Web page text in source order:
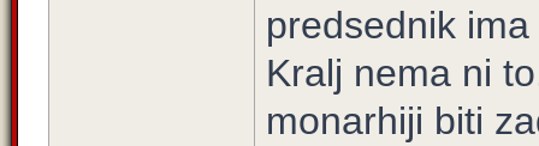
predsednik
Kralj nema ni
monarhiji biti